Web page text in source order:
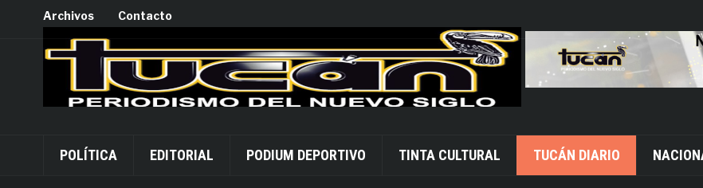
Archivos Contacto
POLÍTICA EDITORIAL PODIUM DEPORTIVO TINTA CULTURAL TUCÁN DIARIO